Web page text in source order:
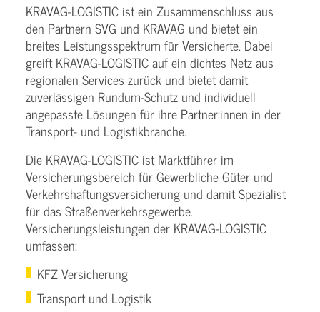
KRAVAG-LOGISTIC ist ein Zusammenschluss aus
den Partnern SVG und KRAVAG und bietet ein
breites Leistungsspektrum für Versicherte. Dabei
greift KRAVAG-LOGISTIC auf ein dichtes Netz aus
regionalen Services zurück und bietet damit
zuverlässigen Rundum-Schutz und individuell
angepasste Lösungen für ihre Partner:innen in der
Transport- und Logistikbranche.
Die KRAVAG-LOGISTIC ist Marktführer im
Versicherungsbereich für Gewerbliche Güter und
Verkehrshaftungsversicherung und damit Spezialist
für das Straßenverkehrsgewerbe.
Versicherungsleistungen der KRAVAG-LOGISTIC
umfassen:
KFZ Versicherung
Transport und Logistik